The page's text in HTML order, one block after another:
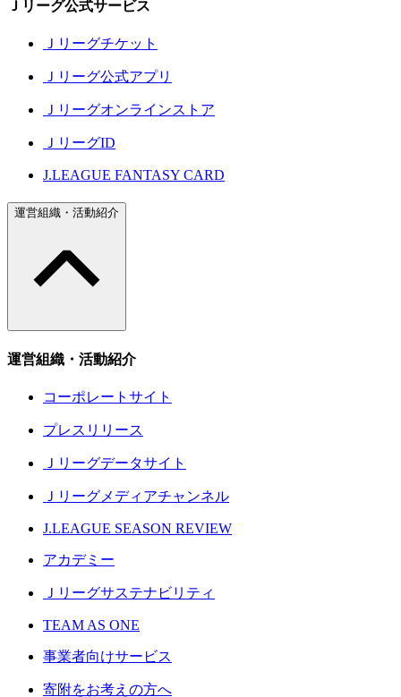
Ｊリーグ公式サービス
Ｊリーグチケット
Ｊリーグ公式アプリ
Ｊリーグオンラインストア
ＪリーグID
J.LEAGUE FANTASY CARD
運営組織・活動紹介
運営組織・活動紹介
コーポレートサイト
プレスリリース
Ｊリーグデータサイト
Ｊリーグメディアチャンネル
J.LEAGUE SEASON REVIEW
アカデミー
Ｊリーグサステナビリティ
TEAM AS ONE
事業者向けサービス
寄附をお考えの方へ